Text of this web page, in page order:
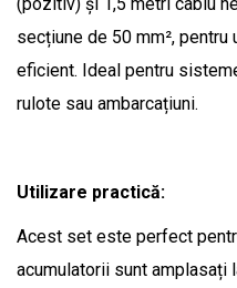
secțiune de 50 mm²,
eficient. Ideal pentru
rulote sau ambarcațiuni.
Utilizare practică:
Acest set este perfect
acumulatorii sunt amplasați